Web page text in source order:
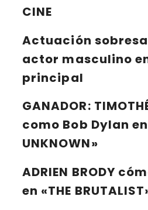
CINE
Actuación
actor masculino
principal
GANADOR:
como Bob Dylan en
UNKNOWN»
ADRIEN BRODY
en «THE